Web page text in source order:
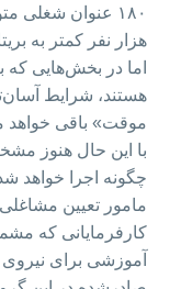
هزار نفر کمتر به
اما در بخش‌هایی که
هستند، شرایط
موقت» باقی خواهد
با این حال هنوز
چگونه اجرا خواهد
مامور تعیین
کارفرمایانی که
آموزشی برای نیروی